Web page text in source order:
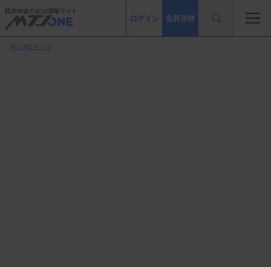
臨床検査の総合情報サイト
ログイン 会員登録
MTJONEトップ